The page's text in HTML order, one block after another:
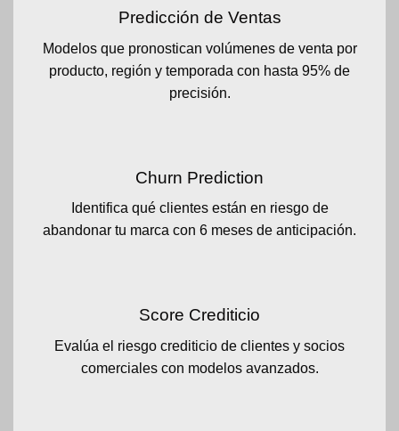
Predicción de Ventas
Modelos que pronostican volúmenes de venta por
producto, región y temporada con hasta 95% de
precisión.
Churn Prediction
Identifica qué clientes están en riesgo de
abandonar tu marca con 6 meses de anticipación.
Score Crediticio
Evalúa el riesgo crediticio de clientes y socios
comerciales con modelos avanzados.